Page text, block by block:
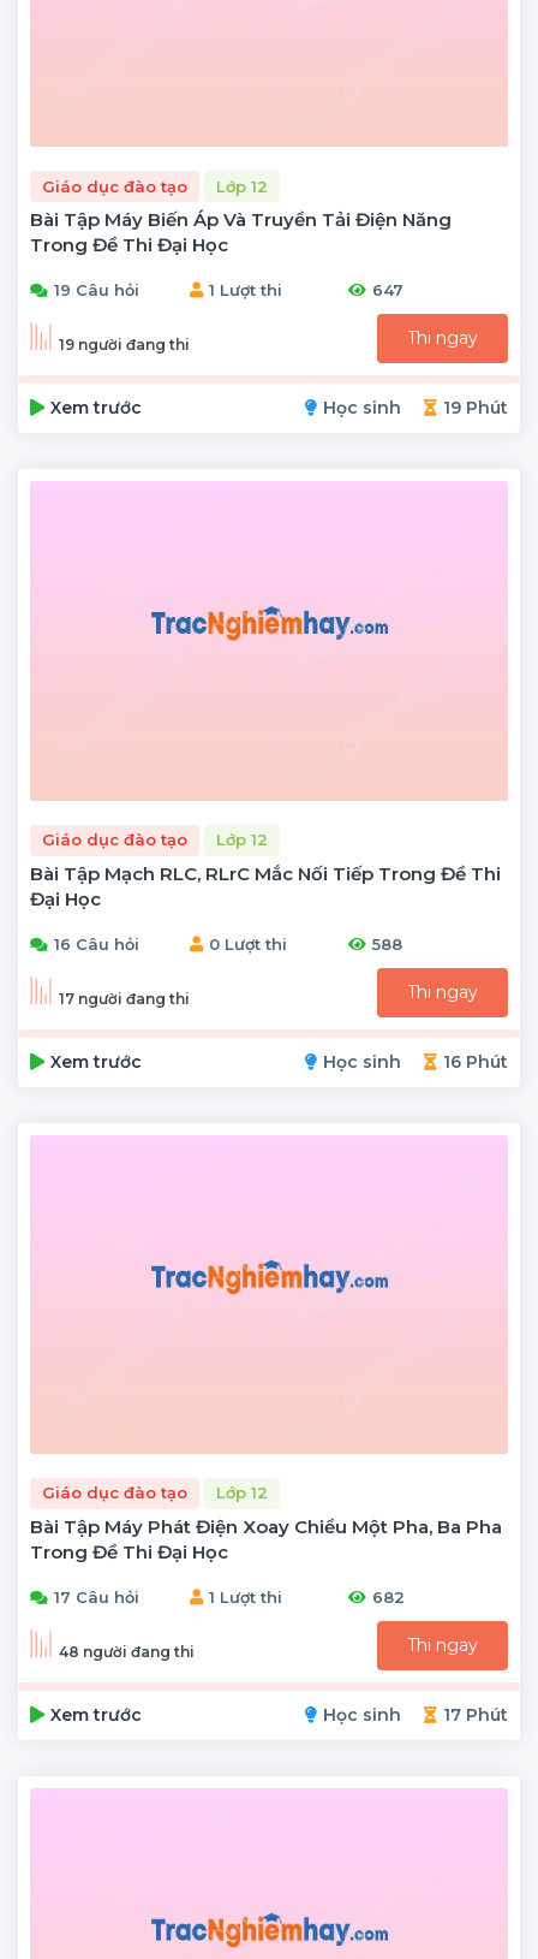
Giáo dục đào tạo Lớp 12
Bài Tập Máy Biến Áp Và Truyền Tải Điện Năng
Trong Đề Thi Đại Học
19 Câu hỏi 1 Lượt thi 647
19 người đang thi Thi ngay
Xem trước Học sinh 19 Phút
Giáo dục đào tạo Lớp 12
Bài Tập Mạch RLC, RLrC Mắc Nối Tiếp Trong Đề Thi
Đại Học
16 Câu hỏi 0 Lượt thi 588
17 người đang thi Thi ngay
Xem trước Học sinh 16 Phút
Giáo dục đào tạo Lớp 12
Bài Tập Máy Phát Điện Xoay Chiều Một Pha, Ba Pha
Trong Đề Thi Đại Học
17 Câu hỏi 1 Lượt thi 682
48 người đang thi Thi ngay
Xem trước Học sinh 17 Phút